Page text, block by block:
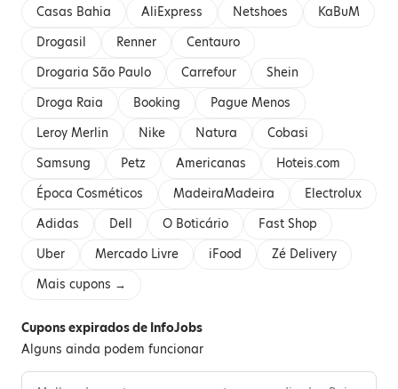
Casas Bahia
AliExpress Netshoes
KaBuM
Drogasil
Renner
Centauro
Drogaria São Paulo
Carrefour
Shein
Droga Raia
Booking
Pague Menos
Leroy Merlin
Nike Natura
Cobasi
Samsung
Petz Americanas
Hoteis.com
Época Cosméticos
MadeiraMadeira
Electrolux
Adidas
Dell O Boticário
Fast Shop
Uber
Mercado Livre iFood
Zé Delivery
Mais cupons →
Cupons expirados de InfoJobs
Alguns ainda podem funcionar